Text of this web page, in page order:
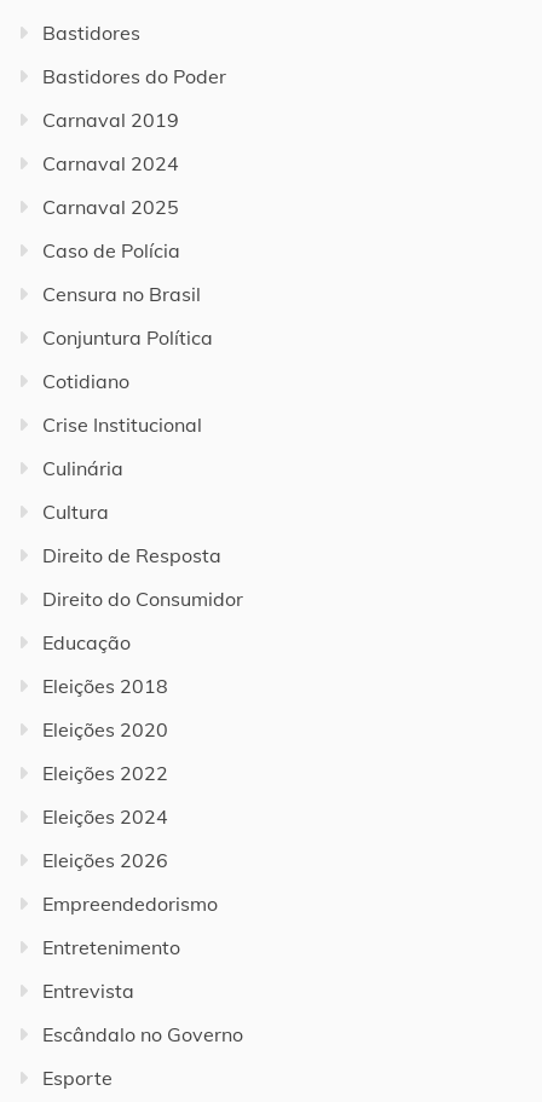
Bastidores
Bastidores do Poder
Carnaval 2019
Carnaval 2024
Carnaval 2025
Caso de Polícia
Censura no Brasil
Conjuntura Política
Cotidiano
Crise Institucional
Culinária
Cultura
Direito de Resposta
Direito do Consumidor
Educação
Eleições 2018
Eleições 2020
Eleições 2022
Eleições 2024
Eleições 2026
Empreendedorismo
Entretenimento
Entrevista
Escândalo no Governo
Esporte